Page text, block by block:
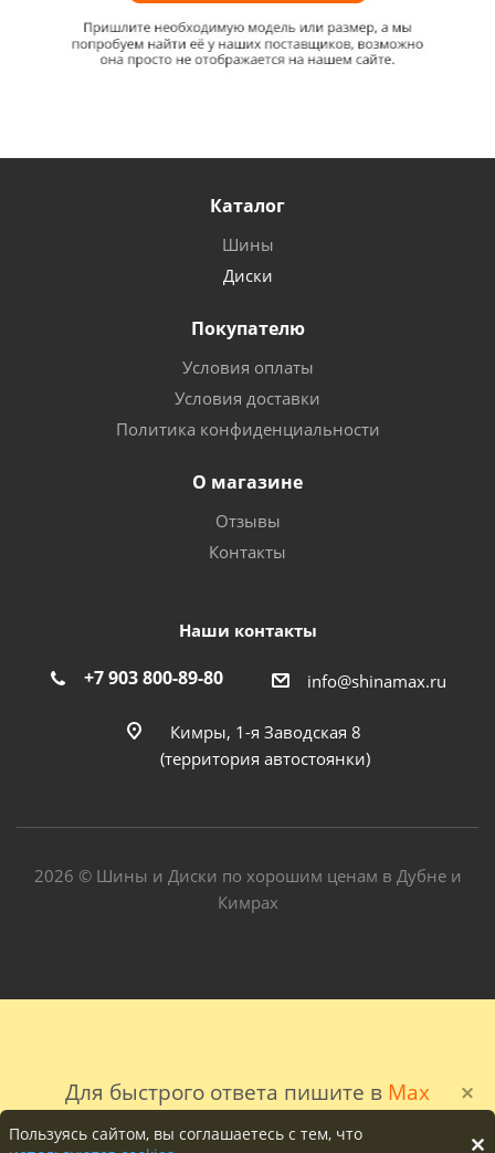
Для быстрого ответа пишите в Max
Каталог
Шины
Диски
Покупателю
Условия оплаты
Условия доставки
Политика конфиденциальности
О магазине
Отзывы
Контакты
Наши контакты
+7 903 800-89-80 info@shinamax.ru
Кимры, 1-я Заводская 8
(территория автостоянки)
2026 © Шины и Диски по хорошим ценам в Дубне и
Кимрах
Пользуясь сайтом, вы соглашаетесь с тем, что